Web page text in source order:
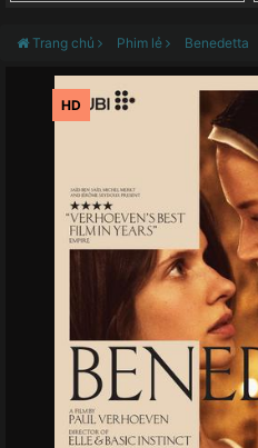
Trang chủ Phim lẻ Benedetta
HD